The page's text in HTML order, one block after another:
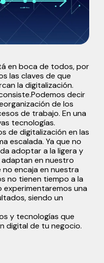
en boca de todos, por
las claves de que
la digitalización.
decir
de los
de trabajo. En una
tecnologías.
de digitalización en las
escalada. Ya que no
adoptar a la ligera y
en nuestro
encaja en nuestra
no tienen tiempo a la
experimentaremos una
siendo un
y tecnologías que
digital de tu negocio.